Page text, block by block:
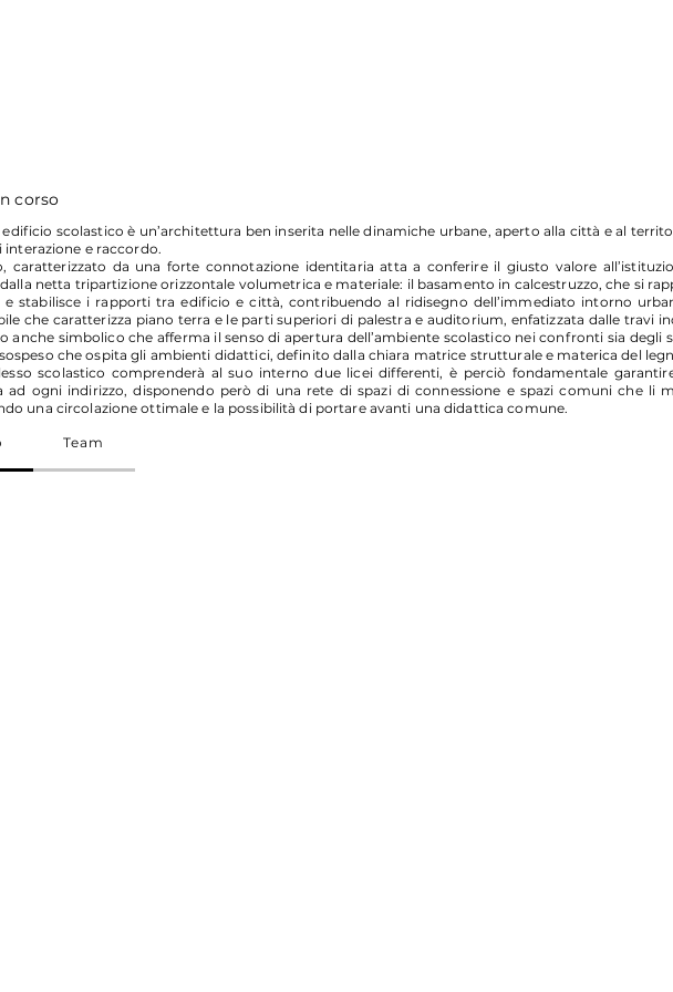
corso
scolastico è un’architettura ben inserita nelle dinamiche urbane, aperto alla città e al
interazione e raccordo.
caratterizzato da una forte connotazione identitaria atta a conferire il giusto valore
netta tripartizione orizzontale volumetrica e materiale: il basamento in calcestruzzo, che si
e stabilisce i rapporti tra edificio e città, contribuendo al ridisegno dell’immediato intorno
che caratterizza piano terra e le parti superiori di palestra e auditorium, enfatizzata dalle travi
anche simbolico che afferma il senso di apertura dell’ambiente scolastico nei confronti sia degli
che ospita gli ambienti didattici, definito dalla chiara matrice strutturale e materica del
scolastico comprenderà al suo interno due licei differenti, è perciò fondamentale
ad ogni indirizzo, disponendo però di una rete di spazi di connessione e spazi comuni che li
una circolazione ottimale e la possibilità di portare avanti una didattica comune.
Team